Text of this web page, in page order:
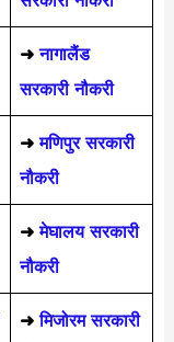
➜ नागालैंड
सरकारी नौकरी
➜ मणिपुर सरकारी
नौकरी
➜ मेघालय सरकारी
नौकरी
➜मिजोरम सरकारी